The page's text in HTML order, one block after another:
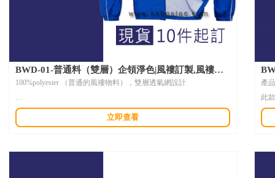
BWD-01-普通料（雙層）企領淨色|風褸訂製,風褸設
計,團體風褸,印風褸,風褸訂造
100%polyester （普通的風褸物料），雙層透氣網設計
產品描述：
此商品為現貨，風褸訂製提供多個顏色可選擇，10件就印。作為簡
立即查看
服
產
此
般